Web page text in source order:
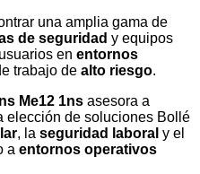
una amplia gama de
de seguridad y equipos
en entornos
trabajo de alto riesgo.
Me12 1ns asesora a
elección de soluciones Bollé
, la seguridad laboral y el
a entornos operativos